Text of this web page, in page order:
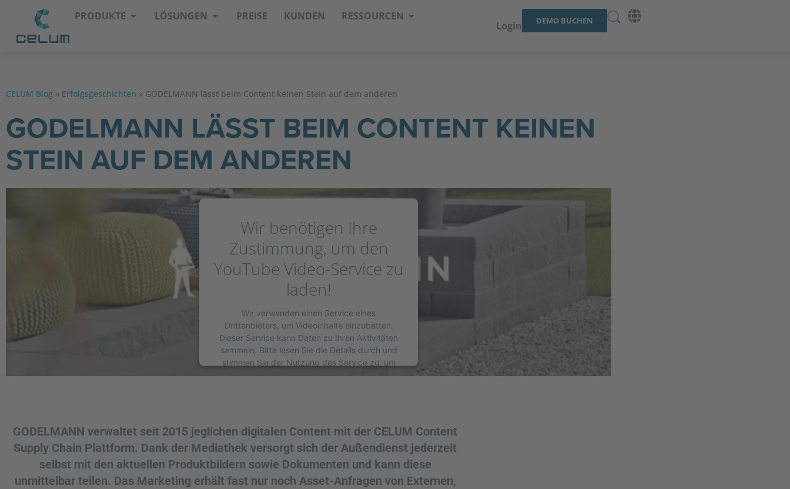
PRODUKTE LÖSUNGEN PREISE KUNDEN RESSOURCEN
Login DEMO BUCHEN
CELUM Blog » Erfolgsgeschichten » GODELMANN lässt beim Content keinen Stein auf dem anderen
GODELMANN LÄSST BEIM CONTENT KEINEN
STEIN AUF DEM ANDEREN
Wir benötigen Ihre
Zustimmung, um den
YouTube Video-Service zu
laden!
Wir verwenden einen Service eines
Drittanbieters, um Videoinhalte einzubetten.
Dieser Service kann Daten zu Ihren Aktivitäten
sammeln. Bitte lesen Sie die Details durch und
stimmen Sie der Nutzung des Service zu, um
dieses Video anzusehen.
AKZEPTIEREN
Usercentrics Consent Management
Platform
GODELMANN verwaltet seit 2015 jeglichen digitalen Content mit der CELUM Content
Supply Chain Plattform. Dank der Mediathek versorgt sich der Außendienst jederzeit
selbst mit den aktuellen Produktbildern sowie Dokumenten und kann diese
unmittelbar teilen. Das Marketing erhält fast nur noch Asset-Anfragen von Externen,